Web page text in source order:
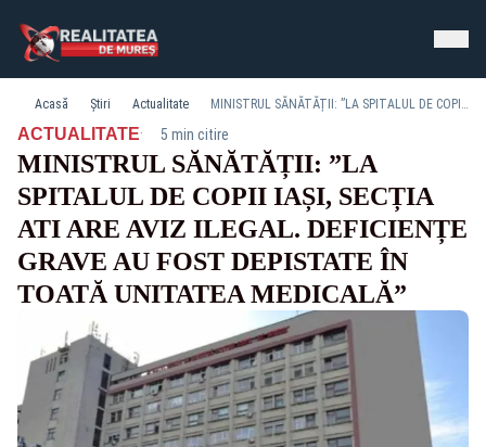
Acasă Știri Actualitate MINISTRUL SĂNĂTĂȚII: ”LA SPITALUL DE COPII IAȘI, SECȚIA ATI ARE AVIZ ILEGAL. DEFICIENȚE GRAVE AU FOST DEPISTATE ÎN TOATĂ UNITATEA MEDICALĂ”
ACTUALITATE· 5 min citire
MINISTRUL SĂNĂTĂȚII: ”LA
SPITALUL DE COPII IAȘI, SECȚIA
ATI ARE AVIZ ILEGAL. DEFICIENȚE
GRAVE AU FOST DEPISTATE ÎN
TOATĂ UNITATEA MEDICALĂ”